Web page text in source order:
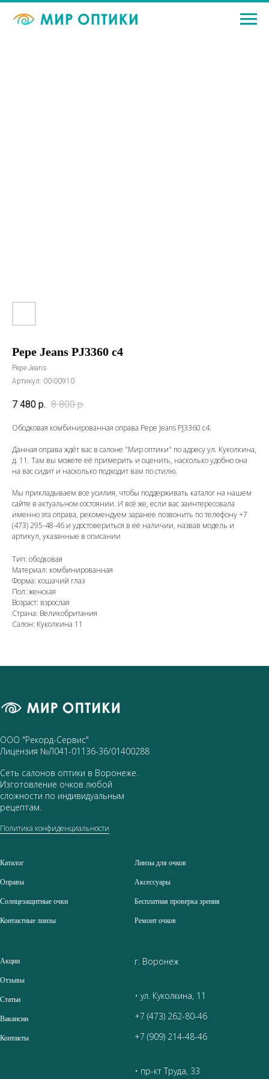
Pepe Jeans PJ3360 c4
Pepe Jeans
Артикул: 00-00910
7 480 р. 8 800 р.
Ободковая комбинированная оправа Pepe Jeans PJ3360 c4.
Данная оправа ждёт вас в салоне "Мир оптики" по адресу ул. Куколкина,
д. 11. Там вы можете её примерить и оценить, насколько удобно она
на вас сидит и насколько подходит вам по стилю.
Мы прикладываем все усилия, чтобы поддерживать каталог на нашем
сайте в актуальном состоянии. И всё же, если вас заинтересовала
именно эта оправа, рекомендуем заранее позвонить по телефону+7
(473) 295-48-46 и удостовериться в её наличии, назвав модель и
артикул, указанные в описании
Тип: ободковая
Материал: комбинированная
Форма: кошачий глаз
Пол: женская
Возраст: взрослая
Страна: Великобритания
Салон: Куколкина 11
ООО "Рекорд-Сервис"
Лицензия №Л041-01136-36/01400288
Сеть салонов оптики в Воронеже.
Изготовление очков любой
сложности по индивидуальным
рецептам.
Политика конфиденциальности
Каталог
Оправы
Солнцезащитные очки
Контактные линзы
Линзы для очков
Аксессуары
Бесплатная проверка зрения
Ремонт очков
Акции
Отзывы
Статьи
Вакансии
Контакты
г. Воронеж
• ул. Куколкина, 11
+7 (473) 262-80-46
+7 (909) 214-48-46
• пр-кт Труда, 33